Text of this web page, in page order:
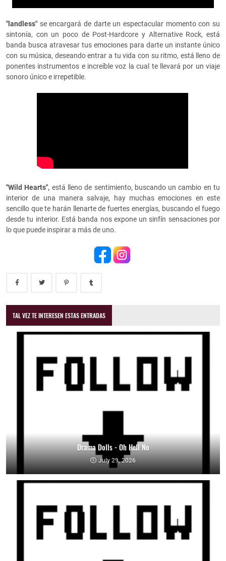
"landless" se encargará de darte un espectacular momento con su
sintonía, con un poco de Post-Hardcore y Alternative Rock, está
banda busca atravesar tus emociones para darte un instante único
con su música, deseando entrar a tu vida con su ritmo, está lleno de
ponentes instrumentos e increíble voz la cual te llevará por un viaje
sonoro único e irrepetible.
"Wild Hearts", está lleno de sentimiento, buscando un cambio en tu
interior de una manera salvaje, hay muchas emociones en este
sencillo que te harán llenarte de fuertes energías, buscando el fuego
desde tu interior. Está banda nos expone un sinfín sensaciones por
lo que puede inspirar a más de uno.
TAL VEZ TE INTERESEN ESTAS ENTRADAS
Drama Dolls - Oh Hell No
July 29, 2026